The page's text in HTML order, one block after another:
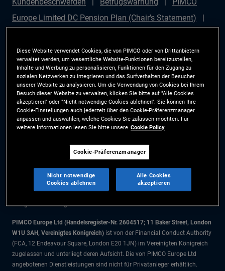
Europe Limited DC Pension Plan (Chair's Statement)
Investment Principles (SIP))
Sustainable Finance
Disclosures Regulation (SFDR)
PIMCO Europe
Limited DC Pension Plan (Implementation Statement)
PAI Disclosure
Anlegerrechte
Site Map
Cookie-Präferenzmanager
Die Informationen auf dieser Website sind ausschließlich für Schweizer
Staatsbürger bestimmt.
Alle Dokumente und Angaben im Bereich börsengehandelte Fonds dienen
ausschließlich zu Informationszwecken und dürfen nicht als
Anlageberatung verstanden werden. Anleger sollten vor einer
Anlageentscheidung finanziellen Rat einholen.
PIMCO Europe Ltd (Handelsregister-Nr. 2604517; 11 Baker Street, London
W1U 3AH, Vereinigtes Königreich) ist von der Financial Conduct Authority
(FCA, 12 Endeavour Square, London E20 1JN) im Vereinigten Königreich
zugelassen und unterliegt deren Aufsicht. Die von PIMCO Europe Ltd
angebotenen Dienstleistungen sind nicht für Privatanleger erhältlich.
Diese Website verwendet Cookies, die von PIMCO oder von Drittanbietern
verwaltet werden, um wesentliche Website-Funktionen bereitzustellen,
Inhalte und Werbung zu personalisieren, Funktionen für den Zugang zu
sozialen Netzwerken zu integrieren und das Surfverhalten der Besucher
unserer Website zu analysieren. Um die Verwendung von Cookies bei Ihrem
Besuch dieser Website zu verwalten, klicken Sie bitte auf "Alle Cookies
akzeptieren" oder "Nicht notwendige Cookies ablehnen". Sie können Ihre
Cookie-Einstellungen auch jederzeit über den Cookie-Präferenzmanager
anpassen und auswählen, welche Cookies Sie zulassen möchten. Für
weitere Informationen lesen Sie bitte unsere Cookie Policy
Cookie-Präferenzmanager
Nicht notwendige
Cookies ablehnen
Alle Cookies
akzeptieren